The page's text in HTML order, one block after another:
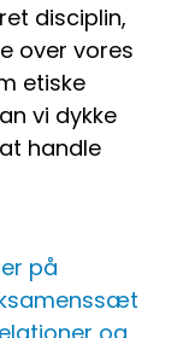
disciplin,
over vores
etiske
vi dykke
handle
på